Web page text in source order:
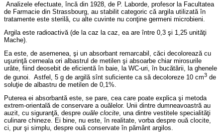
Analizele efectuate, încă din 1928, de P. Laborde, profesor la Facultatea
de Farmacie din Strassbourg, au stabilit categoric că argila utilizată în
tratamente este sterilă, cu alte cuvinte nu conţine germeni microbieni.
Argila este radioactivă (de la caz la caz, ea are între 0,3 şi 1,25 unităţi
Mache).
Ea este, de asemenea, şi un absorbant remarcabil, căci decolorează cu
uşurinţă cerneala ori albastrul de metilen şi absoarbe chiar mirosurile
urâte, fiind deosebit de eficientă în baie, la WC-uri, în bucătării, la ghenele
de gunoi. Astfel, 5 g de argilă sînt suficiente ca să decoloreze 10 cm3 de
soluţie de albastru de metilen de 0,1%.
Puterea ei absorbantă este, se pare, cea care poate explica şi metoda
extrem-orientală de conservare a ouălelor. Unii dintre dumneavoastră au
auzit, cu siguranţă, despre ouăle clocite, una dintre vestitele specialităţi
culinare chineze. Ei bine, nu este, în realitate, vorba despre ouă clocite,
ci, pur şi simplu, despre ouă conservate în pământ argilos.